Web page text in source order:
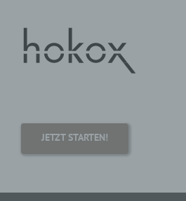
Inhalt
springen
Bereiche
JETZT STARTEN!